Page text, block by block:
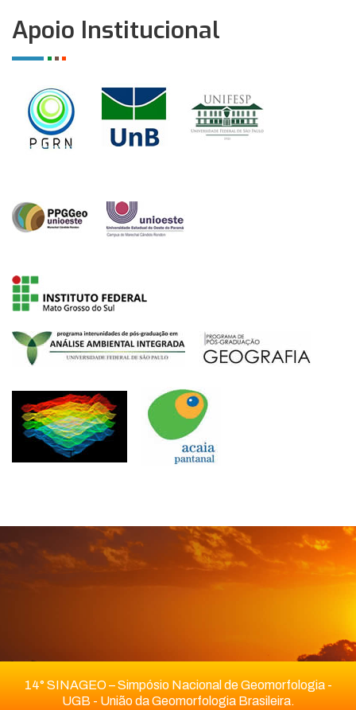
Apoio Institucional
14° SINAGEO – Simpósio Nacional de Geomorfologia -
UGB - União da Geomorfologia Brasileira.